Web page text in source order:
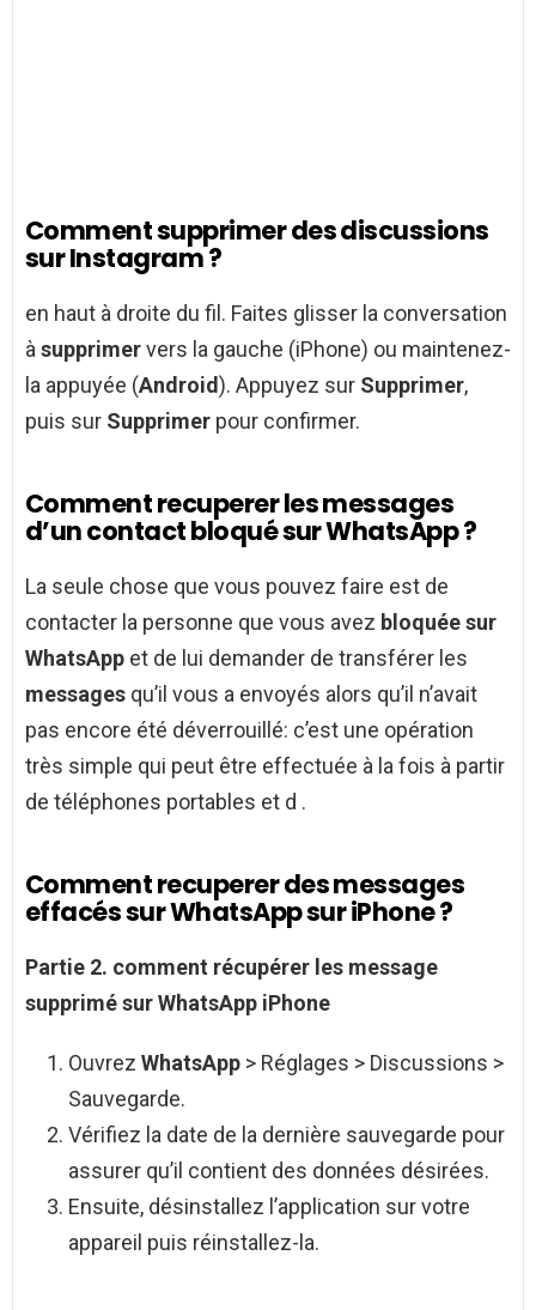
Comment supprimer des discussions
sur Instagram ?
en haut à droite du fil. Faites glisser la conversation
à supprimervers la gauche (iPhone) ou maintenez-
la appuyée (Android). Appuyez sur Supprimer,
puis sur Supprimer pour confirmer.
Comment recuperer les messages
d’un contact bloqué sur WhatsApp ?
La seule chose que vous pouvez faire est de
contacter la personne que vous avez bloquée sur
WhatsApp et de lui demander de transférer les
messages qu’il vous a envoyés alors qu’il n’avait
pas encore été déverrouillé: c’est une opération
très simple qui peut être effectuée à la fois à partir
de téléphones portables et d .
Comment recuperer des messages
effacés sur WhatsApp sur iPhone ?
Partie 2. comment récupérer les message
supprimé sur WhatsApp iPhone
Ouvrez WhatsApp > Réglages > Discussions >
Sauvegarde.
Vérifiez la date de la dernière sauvegarde pour
assurer qu’il contient des données désirées.
Ensuite, désinstallez l’application sur votre
appareil puis réinstallez-la.